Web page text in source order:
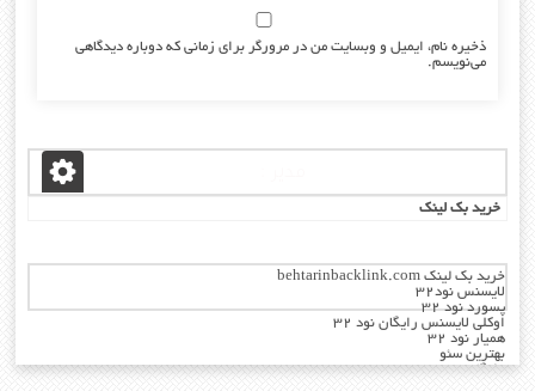
ذخیره نام، ایمیل و وبسایت من در مرورگر برای زمانی که دوباره دیدگاهی
می‌نویسم.
خرید بک لینک
خرید بک لینک behtarinbacklink.com
لایسنس نود32
پسورد نود 32
اوکلی لایسنس رایگان نود 32
همیار نود 32
بهترین سئو
رایگان